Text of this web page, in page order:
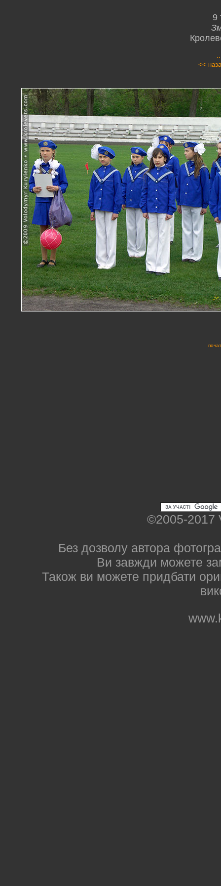
9
<<
©2005-2017
Без дозволу автора
Ви завжди можете
Також ви можете придбати